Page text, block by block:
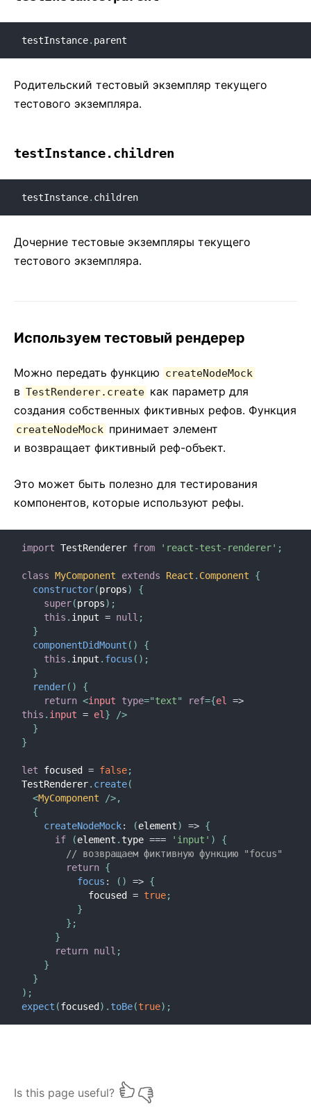
testInstance. parent
Родительский тестовый экземпляр текущего
тестового экземпляра.
testInstance.children
testInstance. children
Дочерние тестовые экземпляры текущего
тестового экземпляра.
Используем тестовый рендерер
Можно передать функцию createNodeMock
в TestRenderer.create как параметр для
создания собственных фиктивных рефов. Функция
createNodeMock принимает элемент
и возвращает фиктивный реф-объект.
Это может быть полезно для тестирования
компонентов, которые используют рефы.
import TestRenderer from 'react-test-renderer' ;
class MyComponent extends React . Component
{
constructor(props)
{
super(props) ;
this . input = null ;
}
componentDidMount ( )
{
this . input . focus ( ) ;
}
render( )
{
return <input type="text" ref={el
=>
this . input = el }
/>
}
}
let focused = false;
TestRenderer. create(
<MyComponent />,
{
createNodeMock: (element) => {
if
(element . type === 'input' )
{
// возвращаем фиктивную функцию "focus"
return {
focus : ( ) => {
            focused
= true;
}
} ;
}
return null ;
}
}
) ;
expect (focused ) . toBe(true) ;
Is this page useful?